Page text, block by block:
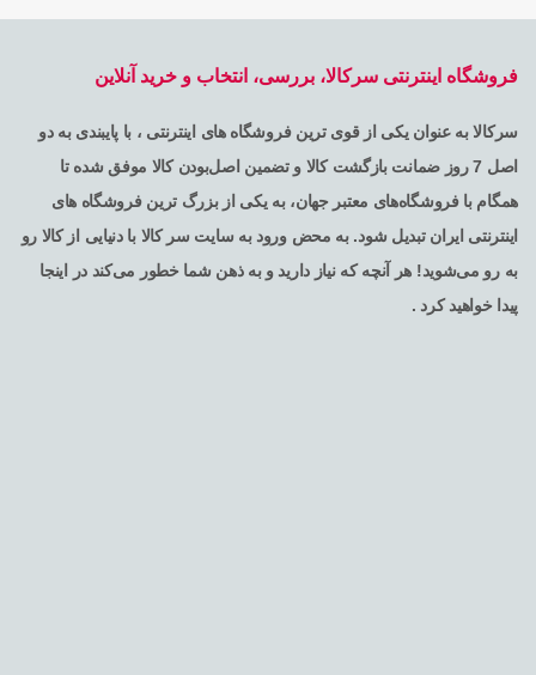
فروشگاه اینترنتی سرکالا، بررسی، انتخاب و خرید آنلاین
سرکالا به عنوان یکی از قوی ترین فروشگاه های اینترنتی ، با پایبندی به دو
اصل 7 روز ضمانت بازگشت کالا و تضمین اصل‌بودن کالا موفق شده تا
همگام با فروشگاه‌های معتبر جهان، به یکی از بزرگ ترین فروشگاه های
اینترنتی ایران تبدیل شود. به محض ورود به سایت سر کالا با دنیایی از کالا رو
به رو می‌شوید! هر آنچه که نیاز دارید و به ذهن شما خطور می‌کند در اینجا
پیدا خواهید کرد .